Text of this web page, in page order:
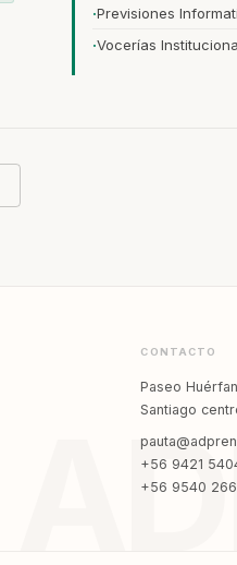
Previsiones
Vocerías
CONTACTO
Paseo
Santiago
+56 9421
+56 9540